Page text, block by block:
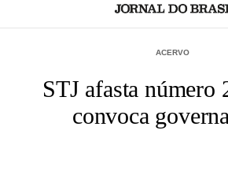
ACERVO
STJ afasta número
convoca